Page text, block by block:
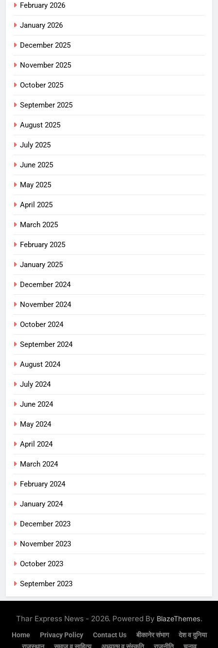
February 2026
January 2026
December 2025
November 2025
October 2025
September 2025
August 2025
July 2025
June 2025
May 2025
April 2025
March 2025
February 2025
January 2025
December 2024
November 2024
October 2024
September 2024
August 2024
July 2024
June 2024
May 2024
April 2024
March 2024
February 2024
January 2024
December 2023
November 2023
October 2023
September 2023
Thar Express News - 2026. Powered By BlazeThemes.
Home Privacy Policy Contact Us बीकानेर संभाग
देश व दुनिया